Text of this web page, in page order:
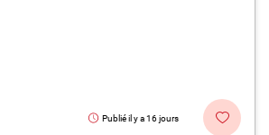
Publié il y a 16 jours